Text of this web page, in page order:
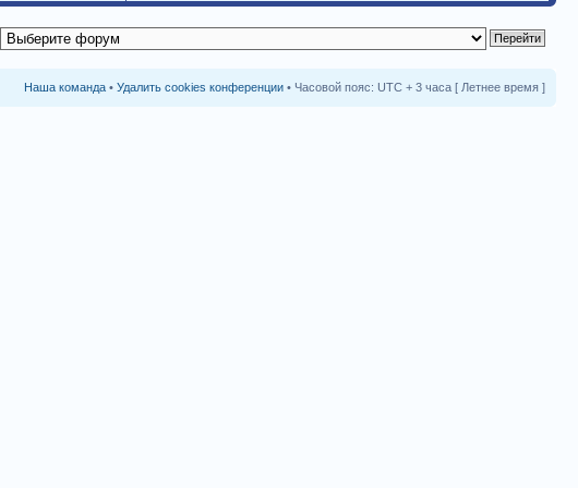
Наша команда • Удалить cookies конференции • Часовой пояс: UTC + 3 часа [ Летнее время ]